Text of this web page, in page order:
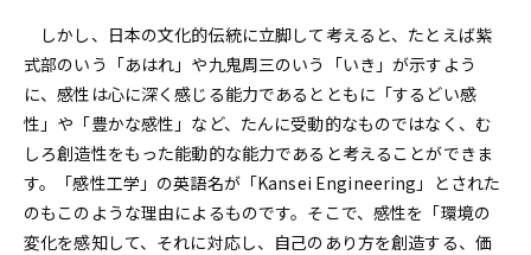
しかし、日本の文化的伝統に立脚して考えると、たとえば紫
式部のいう「あはれ」や九鬼周三のいう「いき」が示すよう
に、感性は心に深く感じる能力であるとともに「するどい感
性」や「豊かな感性」など、たんに受動的なものではなく、む
しろ創造性をもった能動的な能力であると考えることができま
す。「感性工学」の英語名が「Kansei Engineering」とされた
のもこのような理由によるものです。そこで、感性を「環境の
変化を感知して、それに対応し、自己のあり方を創造する、価